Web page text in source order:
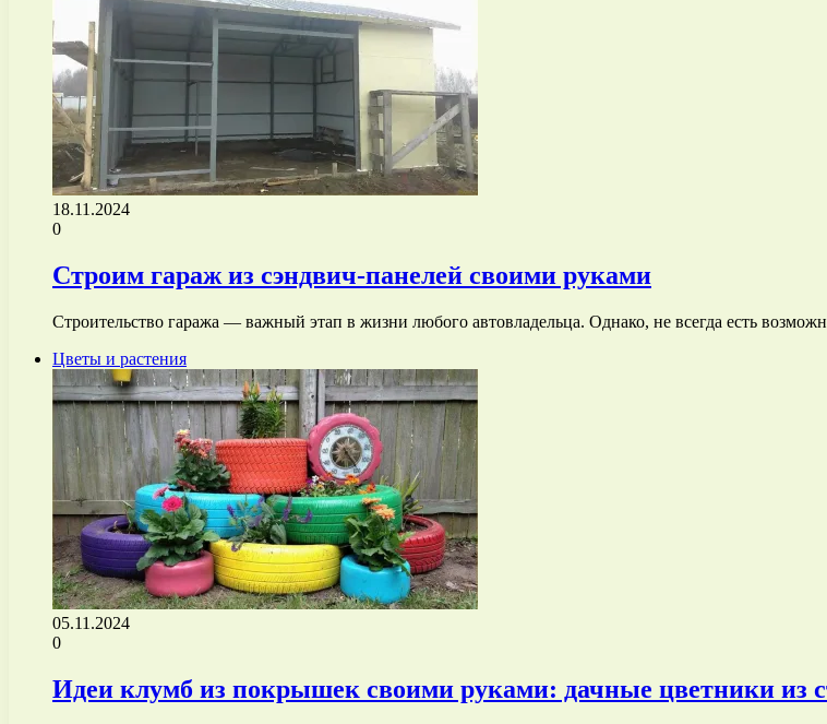
18.11.2024
0
Строим гараж из сэндвич-панелей своими руками
Строительство гаража — важный этап в жизни любого автовладельца. Однако, не всегда есть
Цветы и растения
05.11.2024
0
Идеи клумб из покрышек своими руками: дачные цветники из